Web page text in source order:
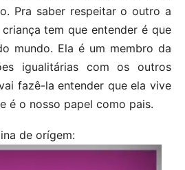
Pra saber respeitar o outro a
tem que entender é que
mundo. Ela é um membro da
igualitárias com os outros
fazê-la entender que ela vive
é o nosso papel como pais.
de orígem: